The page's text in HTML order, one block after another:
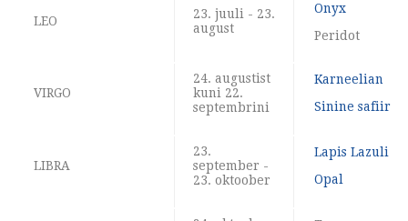
LEO
23. juuli - 23.
august
Onyx
Peridot
VIRGO
24. augustist
kuni 22.
septembrini
Karneelian
Sinine safiir
LIBRA
23.
september -
23. oktoober
Lapis Lazuli
Opal